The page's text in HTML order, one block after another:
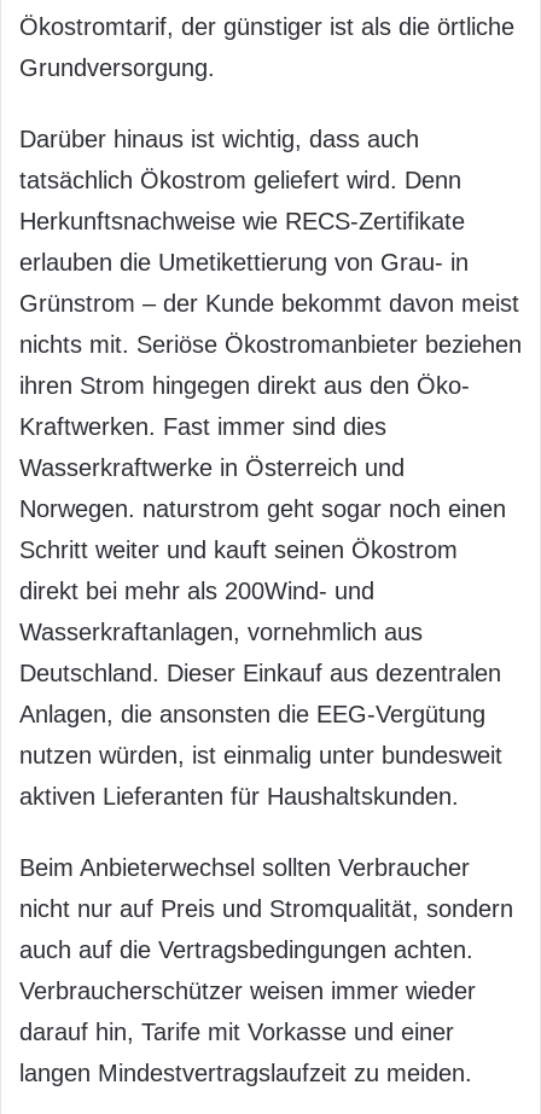
Ökostromtarif, der günstiger ist als die örtliche
Grundversorgung.
Darüber hinaus ist wichtig, dass auch
tatsächlich Ökostrom geliefert wird. Denn
Herkunftsnachweise wie RECS-Zertifikate
erlauben die Umetikettierung von Grau- in
Grünstrom – der Kunde bekommt davon meist
nichts mit. Seriöse Ökostromanbieter beziehen
ihren Strom hingegen direkt aus den Öko-
Kraftwerken. Fast immer sind dies
Wasserkraftwerke in Österreich und
Norwegen. naturstrom geht sogar noch einen
Schritt weiter und kauft seinen Ökostrom
direkt bei mehr als 200Wind- und
Wasserkraftanlagen, vornehmlich aus
Deutschland. Dieser Einkauf aus dezentralen
Anlagen, die ansonsten die EEG-Vergütung
nutzen würden, ist einmalig unter bundesweit
aktiven Lieferanten für Haushaltskunden.
Beim Anbieterwechsel sollten Verbraucher
nicht nur auf Preis und Stromqualität, sondern
auch auf die Vertragsbedingungen achten.
Verbraucherschützer weisen immer wieder
darauf hin, Tarife mit Vorkasse und einer
langen Mindestvertragslaufzeit zu meiden.